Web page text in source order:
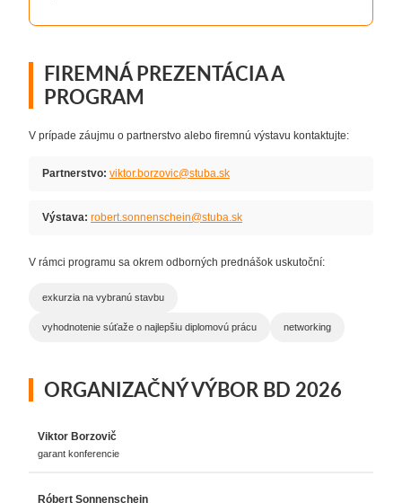
FIREMNÁ PREZENTÁCIA A
PROGRAM
V prípade záujmu o partnerstvo alebo firemnú výstavu kontaktujte:
Partnerstvo: viktor.borzovic@stuba.sk
Výstava: robert.sonnenschein@stuba.sk
V rámci programu sa okrem odborných prednášok uskutoční:
exkurzia na vybranú stavbu
vyhodnotenie súťaže o najlepšiu diplomovú prácu networking
ORGANIZAČNÝ VÝBOR BD 2026
Viktor Borzovič
garant konferencie
Róbert Sonnenschein